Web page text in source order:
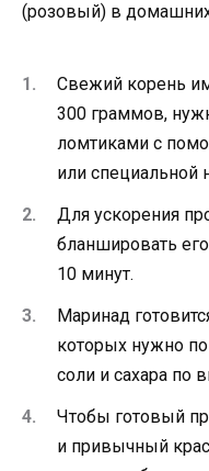
(розовый) в
Свежий корень
300 граммов,
ломтиками с
или специальной
Для ускорения
бланшировать
10 минут.
Маринад
которых нужно
соли и сахара по
Чтобы готовый
и привычный